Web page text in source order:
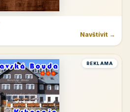
Navštívit →
REKLAMA